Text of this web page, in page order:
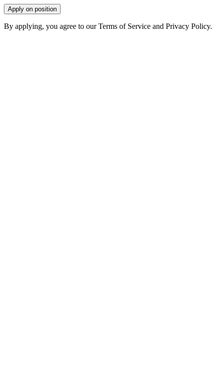
Apply on position
By applying, you agree to our Terms of Service and Privacy Policy.